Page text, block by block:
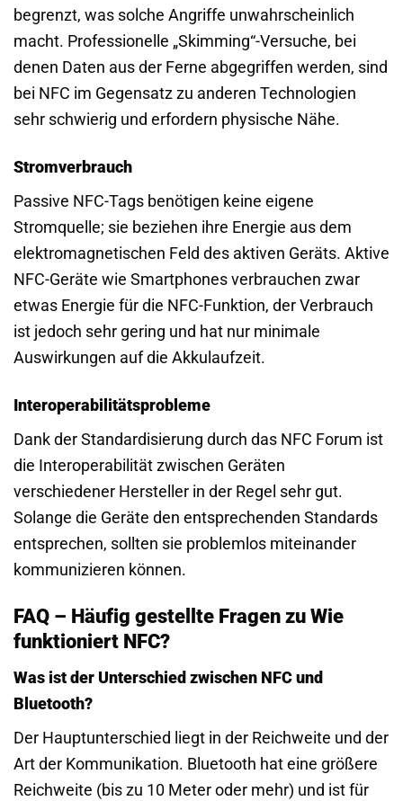
begrenzt, was solche Angriffe unwahrscheinlich
macht. Professionelle „Skimming“-Versuche, bei
denen Daten aus der Ferne abgegriffen werden, sind
bei NFC im Gegensatz zu anderen Technologien
sehr schwierig und erfordern physische Nähe.
Stromverbrauch
Passive NFC-Tags benötigen keine eigene
Stromquelle; sie beziehen ihre Energie aus dem
elektromagnetischen Feld des aktiven Geräts. Aktive
NFC-Geräte wie Smartphones verbrauchen zwar
etwas Energie für die NFC-Funktion, der Verbrauch
ist jedoch sehr gering und hat nur minimale
Auswirkungen auf die Akkulaufzeit.
Interoperabilitätsprobleme
Dank der Standardisierung durch das NFC Forum ist
die Interoperabilität zwischen Geräten
verschiedener Hersteller in der Regel sehr gut.
Solange die Geräte den entsprechenden Standards
entsprechen, sollten sie problemlos miteinander
kommunizieren können.
FAQ – Häufig gestellte Fragen zu Wie
funktioniert NFC?
Was ist der Unterschied zwischen NFC und
Bluetooth?
Der Hauptunterschied liegt in der Reichweite und der
Art der Kommunikation. Bluetooth hat eine größere
Reichweite (bis zu 10 Meter oder mehr) und ist für